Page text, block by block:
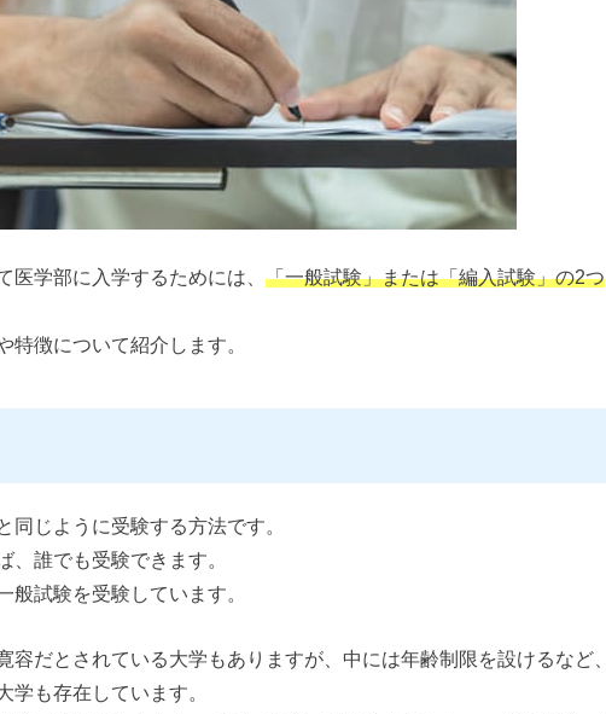
医学部に入学するためには、 「一般試験」または「編入試験」の2つ
特徴について紹介します。
じように受験する方法です。
、誰でも受験できます。
試験を受験しています。
容だとされている大学もありますが、中には年齢制限を設けるなど、
学も存在しています。